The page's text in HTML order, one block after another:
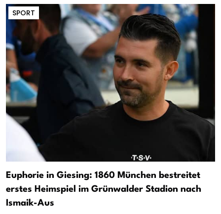
SPORT
Euphorie in Giesing: 1860 München bestreitet
erstes Heimspiel im Grünwalder Stadion nach
Ismaik-Aus